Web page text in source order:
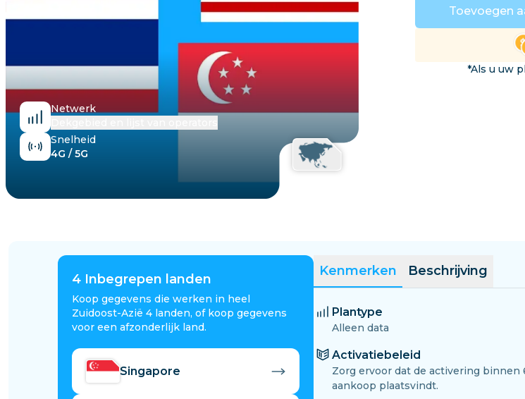
Netwerk
Snelheid
4G / 5G
Toevoegen
*Als u uw
4 Inbegrepen landen
Koop gegevens die werken in heel
Zuidoost-Azië 4 landen, of koop gegevens
voor een afzonderlijk land.
Singapore
Kenmerken Beschrijving
Plantype
Alleen data
Activatiebeleid
Zorg ervoor dat de activering binnen
aankoop plaatsvindt.